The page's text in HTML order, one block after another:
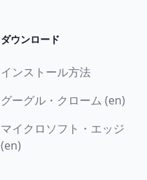
ダウンロード
インストール方法
グーグル・クローム (en)
マイクロソフト・エッジ
(en)